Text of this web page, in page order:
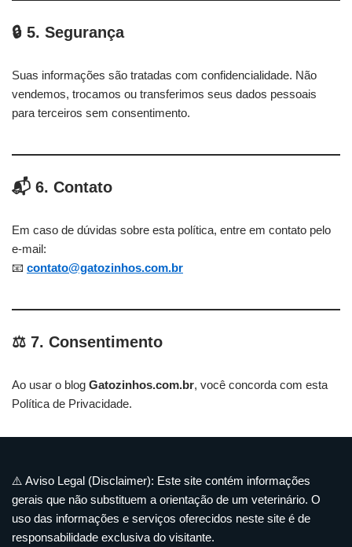
🔒 5. Segurança
Suas informações são tratadas com confidencialidade. Não
vendemos, trocamos ou transferimos seus dados pessoais
para terceiros sem consentimento.
📬 6. Contato
Em caso de dúvidas sobre esta política, entre em contato pelo
e-mail:
📧 contato@gatozinhos.com.br
⚖️ 7. Consentimento
Ao usar o blog Gatozinhos.com.br, você concorda com esta
Política de Privacidade.
⚠️ Aviso Legal (Disclaimer): Este site contém informações
gerais que não substituem a orientação de um veterinário. O
uso das informações e serviços oferecidos neste site é de
responsabilidade exclusiva do visitante.